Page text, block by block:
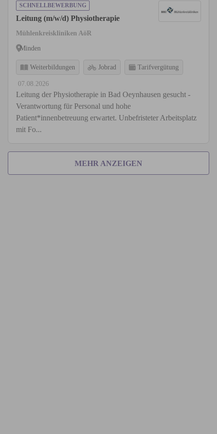
SCHNELLBEWERBUNG
Leitung (m/w/d) Physiotherapie
Mühlenkreiskliniken AöR
Minden
Weiterbildungen Jobrad Tarifvergütung
07.08.2026
Leitung der Physiotherapie in Bad Oeynhausen gesucht -
Verantwortung für Personal und hohe
Patient*innenbetreuung erwartet. Unbefristeter Arbeitsplatz
mit Fo...
MEHR ANZEIGEN